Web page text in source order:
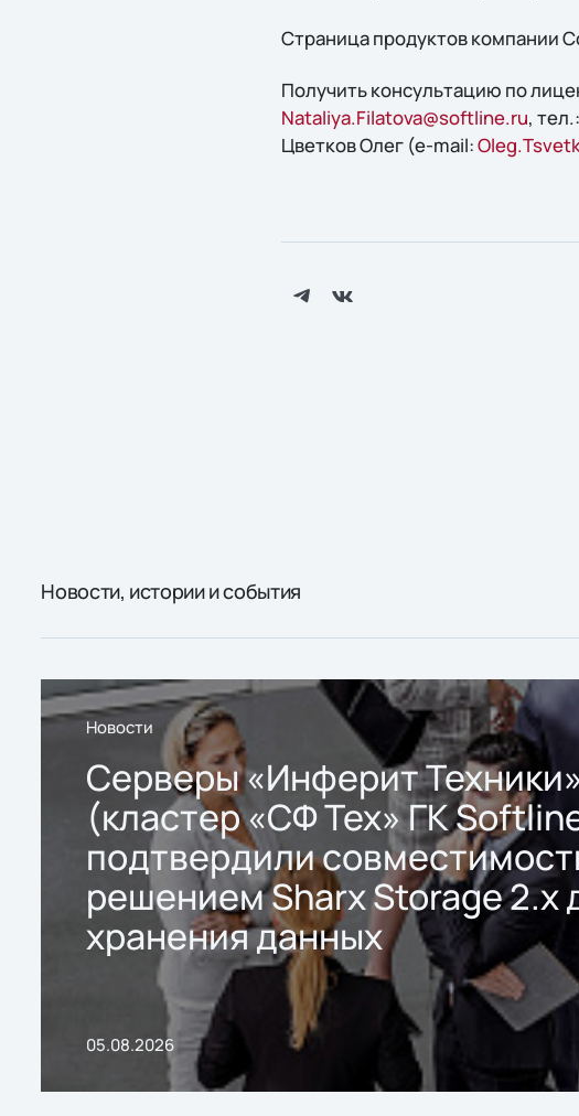
Страница продуктов компании
Получить конcультацию по
Nataliya.Filatova@softline.ru,
Цветков Олег (e-mail:
Новости, истории и события
Новости
Серверы «Инферит Техники»
(кластер «СФ Тех» ГК
подтвердили
решением Sharx Storage 2.x
хранения данных
05.08.2026